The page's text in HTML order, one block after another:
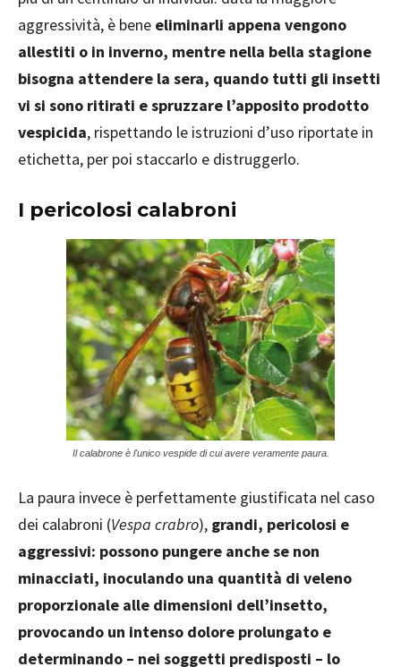
aggressività, è bene eliminarli appena vengono
allestiti o in inverno, mentre nella bella stagione
bisogna attendere la sera, quando tutti gli insetti
vi si sono ritirati e spruzzare l’apposito prodotto
vespicida, rispettando le istruzioni d’uso riportate in
etichetta, per poi staccarlo e distruggerlo.
I pericolosi calabroni
Il calabrone è l'unico vespide di cui avere veramente paura.
La paura invece è perfettamente giustificata nel caso
dei calabroni (Vespa crabro), grandi, pericolosi e
aggressivi: possono pungere anche se non
minacciati, inoculando una quantità di veleno
proporzionale alle dimensioni dell’insetto,
provocando un intenso dolore prolungato e
determinando – nei soggetti predisposti – lo